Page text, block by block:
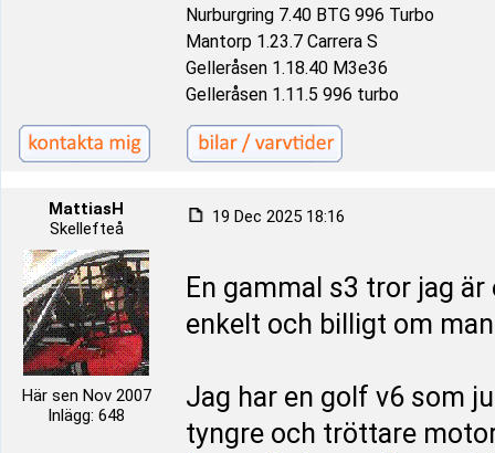
Nurburgring 7.40 BTG 996 Turbo
Mantorp 1.23.7 Carrera S
Gelleråsen 1.18.40 M3e36
Gelleråsen 1.11.5 996 turbo
MattiasH
Skellefteå
Här sen Nov 2007
Inlägg: 648
19 Dec 2025 18:16
En gammal s3 tror jag
enkelt och billigt om
Jag har en golf v6 som
tyngre och tröttare